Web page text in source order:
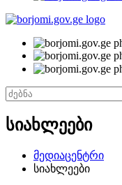
სიახლეები
მედიაცენტრი
სიახლეები